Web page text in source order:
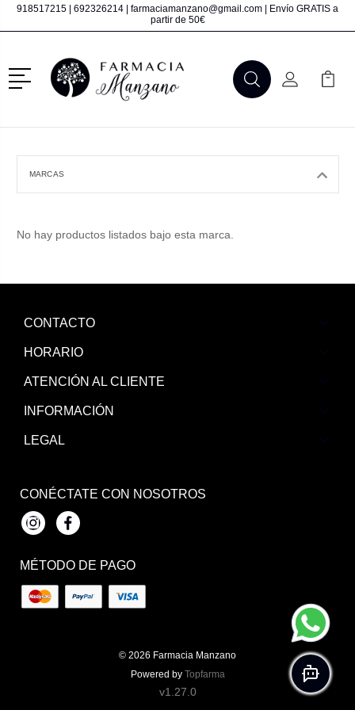
918517215 692326214 farmaciamanzano@gmail.com | Envío GRATIS a
partir de 50€
Menú
BuscarMi Cuenta
Mi
MARCAS
No hay productos listados bajo esta marca.
CONTACTO
HORARIO
ATENCIÓN AL CLIENTE
INFORMACIÓN
LEGAL
CONÉCTATE CON NOSOTROS
InstagramFacebook
MÉTODO DE PAGO
© 2026 Farmacia Manzano
Powered by Topfarma
v1.27.0